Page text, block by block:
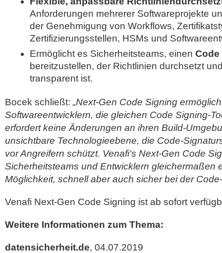
Anforderungen mehrerer Softwareprojekte
der Genehmigung von Workflows,
Zertifizierungsstellen, HSMs und
Ermöglicht es Sicherheitsteams, einen Code
bereitzustellen, der Richtlinien durchsetzt
transparent ist.
Bocek schließt: „Next-Gen Code Signing
Softwareentwicklern, die gleichen Code Signing-
erfordert keine Änderungen an ihren Build-
unsichtbare Technologieebene, die Code-
vor Angreifern schützt. Venafi‘s Next-Gen Code
Sicherheitsteams und Entwicklern gleichermaßen
Möglichkeit, schnell aber auch sicher bei der
Venafi Next-Gen Code Signing ist ab sofort
Weitere Informationen zum Thema:
datensicherheit.de, 04.07.2019